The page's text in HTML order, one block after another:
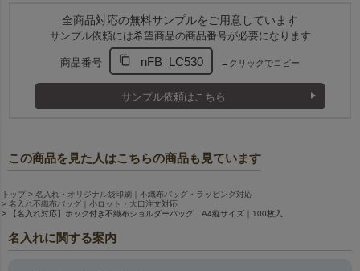
全商品対応の無料サンプルをご用意しています
サンプル依頼には希望商品の商品番号が必要になります
商品番号 nFB_LC530 ←クリックでコピー
サンプル依頼はこちら
この商品を見た人はこちらの商品も見ています
トップ
名入れ・オリジナル袋印刷｜不織布バッグ・ラッピング対応
名入れ不織布バッグ｜小ロット・大口注文対応
【名入れ対応】ホック付き不織布ショルダーバッグ A4縦サイズ｜100枚入
名入れに関する案内